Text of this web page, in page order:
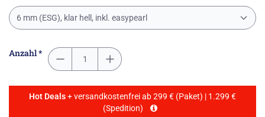
6 mm (ESG), klar hell, inkl. easypearl
Anzahl *
Hot Deals+ versandkostenfrei ab 299 € (Paket) | 1.299 €
(Spedition)